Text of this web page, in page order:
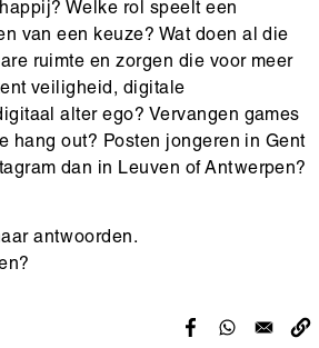
Welke rol speelt een
van een keuze? Wat doen al die
ruimte en zorgen die voor meer
veiligheid, digitale
alter ego? Vervangen games
hang out? Posten jongeren in Gent
dan in Leuven of Antwerpen?
antwoorden.